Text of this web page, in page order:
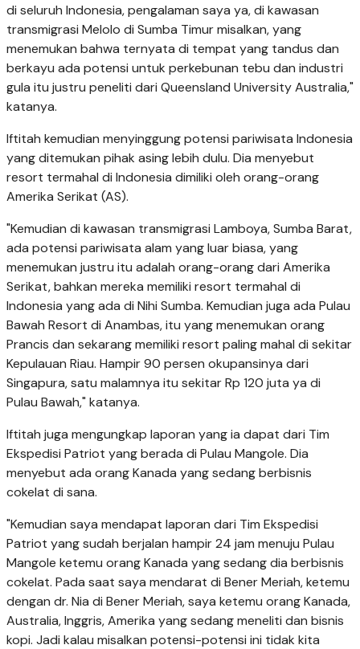
di seluruh Indonesia, pengalaman saya ya, di kawasan
transmigrasi Melolo di Sumba Timur misalkan, yang
menemukan bahwa ternyata di tempat yang tandus dan
berkayu ada potensi untuk perkebunan tebu dan industri
gula itu justru peneliti dari Queensland University Australia,"
katanya.
Iftitah kemudian menyinggung potensi pariwisata Indonesia
yang ditemukan pihak asing lebih dulu. Dia menyebut
resort termahal di Indonesia dimiliki oleh orang-orang
Amerika Serikat (AS).
"Kemudian di kawasan transmigrasi Lamboya, Sumba Barat,
ada potensi pariwisata alam yang luar biasa, yang
menemukan justru itu adalah orang-orang dari Amerika
Serikat, bahkan mereka memiliki resort termahal di
Indonesia yang ada di Nihi Sumba. Kemudian juga ada Pulau
Bawah Resort di Anambas, itu yang menemukan orang
Prancis dan sekarang memiliki resort paling mahal di sekitar
Kepulauan Riau. Hampir 90 persen okupansinya dari
Singapura, satu malamnya itu sekitar Rp 120 juta ya di
Pulau Bawah," katanya.
Iftitah juga mengungkap laporan yang ia dapat dari Tim
Ekspedisi Patriot yang berada di Pulau Mangole. Dia
menyebut ada orang Kanada yang sedang berbisnis
cokelat di sana.
"Kemudian saya mendapat laporan dari Tim Ekspedisi
Patriot yang sudah berjalan hampir 24 jam menuju Pulau
Mangole ketemu orang Kanada yang sedang dia berbisnis
cokelat. Pada saat saya mendarat di Bener Meriah, ketemu
dengan dr. Nia di Bener Meriah, saya ketemu orang Kanada,
Australia, Inggris, Amerika yang sedang meneliti dan bisnis
kopi. Jadi kalau misalkan potensi-potensi ini tidak kita